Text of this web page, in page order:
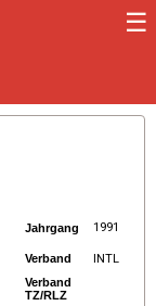
☰
Jahrgang 1991
Verband INTL
Verband
TZ/RLZ